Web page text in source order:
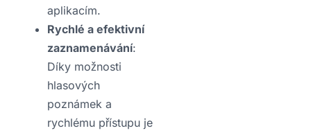
aplikacím.
Rychlé a efektivní
zaznamenávání:
Díky možnosti
hlasových
poznámek a
rychlému přístupu je